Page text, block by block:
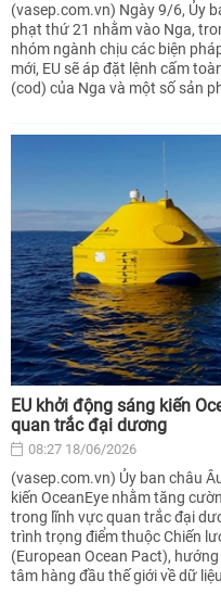
(vasep.com.vn) Ngày 9/6, Ủy
phạt thứ 21 nhằm vào Nga,
nhóm ngành chịu các biện
mới, EU sẽ áp đặt lệnh cấm
(cod) của Nga và một số sản
EU khởi động sáng kiến
quan trắc đại dương
08:27 18/06/2026
(vasep.com.vn) Ủy ban châu
kiến OceanEye nhằm tăng
trong lĩnh vực quan trắc đại
trình trọng điểm thuộc Chiến
(European Ocean Pact),
tâm hàng đầu thế giới về dữ